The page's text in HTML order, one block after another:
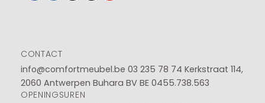
CONTACT
info@comfortmeubel.be 03 235 78 74 Kerkstraat 114,
2060 Antwerpen Buhara BV BE 0455.738.563
OPENINGSUREN